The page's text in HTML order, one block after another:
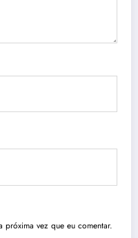
próxima vez que eu comentar.